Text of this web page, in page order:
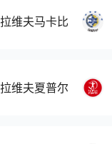
维夫马卡比
维夫夏普尔